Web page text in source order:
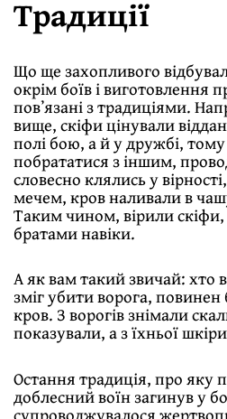
Традицiї
Що ще захопливого
окрім боїв i виготовлення
повʼязані з традиціями.
вище, скiфи цiнували
полі бою, а й у дружбi,
побрататися з іншим,
словесно клялись у
мечем, кров наливали в
Таким чином, вірили
братами навiки.
А як вам такий звичай: хто
зміг убити ворога,
кров. З ворогiв знімали
показували, а з їхньої
Остання традиція, про яку
доблесний воїн загинув у